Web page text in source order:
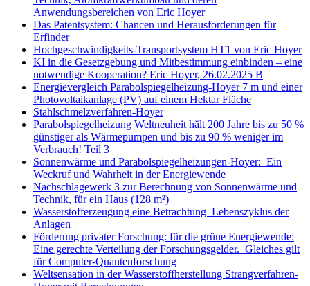
Anwendungsbereichen von Eric Hoyer
Das Patentsystem: Chancen und Herausforderungen für
Erfinder
Hochgeschwindigkeits-Transportsystem HT1 von Eric Hoyer
KI in die Gesetzgebung und Mitbestimmung einbinden – eine
notwendige Kooperation? Eric Hoyer, 26.02.2025 B
Energievergleich Parabolspiegelheizung-Hoyer 7 m und einer
Photovoltaikanlage (PV) auf einem Hektar Fläche
Stahlschmelzverfahren-Hoyer
Parabolspiegelheizung Weltneuheit hält 200 Jahre bis zu 50 %
günstiger als Wärmepumpen und bis zu 90 % weniger im
Verbrauch! Teil 3
Sonnenwärme und Parabolspiegelheizungen-Hoyer: Ein
Weckruf und Wahrheit in der Energiewende
Nachschlagewerk 3 zur Berechnung von Sonnenwärme und
Technik, für ein Haus (128 m²)
Wasserstofferzeugung eine Betrachtung Lebenszyklus der
Anlagen
Förderung privater Forschung: für die grüne Energiewende:
Eine gerechte Verteilung der Forschungsgelder. Gleiches gilt
für Computer-Quantenforschung
Weltsensation in der Wasserstoffherstellung Strangverfahren-